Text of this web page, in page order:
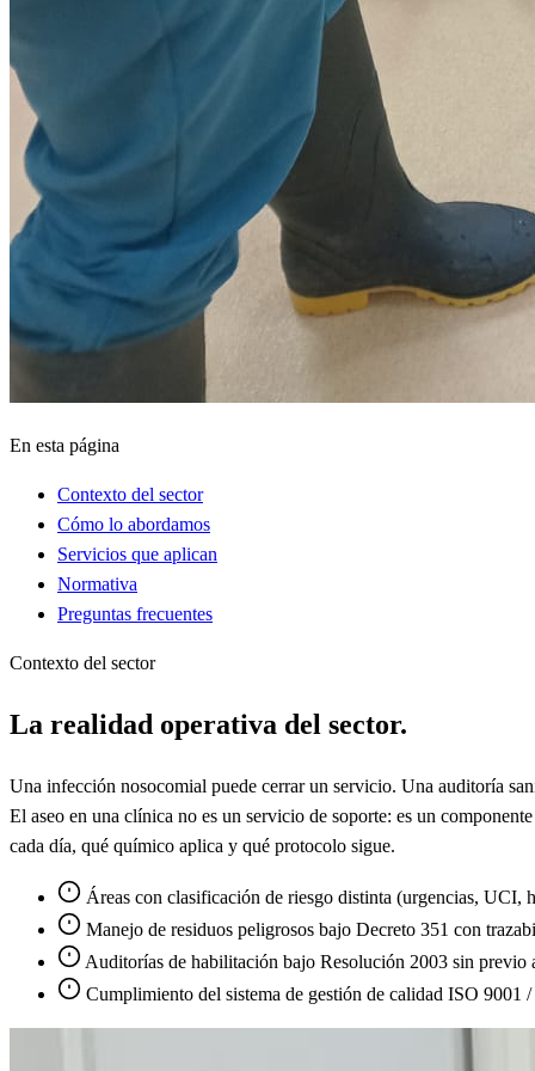
En esta página
Contexto del sector
Cómo lo abordamos
Servicios que aplican
Normativa
Preguntas frecuentes
Contexto del sector
La realidad operativa del sector.
Una infección nosocomial puede cerrar un servicio. Una auditoría
El aseo en una clínica no es un servicio de soporte: es un
cada día, qué químico aplica y qué protocolo sigue.
Áreas con clasificación de riesgo distinta (urgencias, UCI,
Manejo de residuos peligrosos bajo Decreto 351 con
Auditorías de habilitación bajo Resolución 2003 sin previo
Cumplimiento del sistema de gestión de calidad ISO